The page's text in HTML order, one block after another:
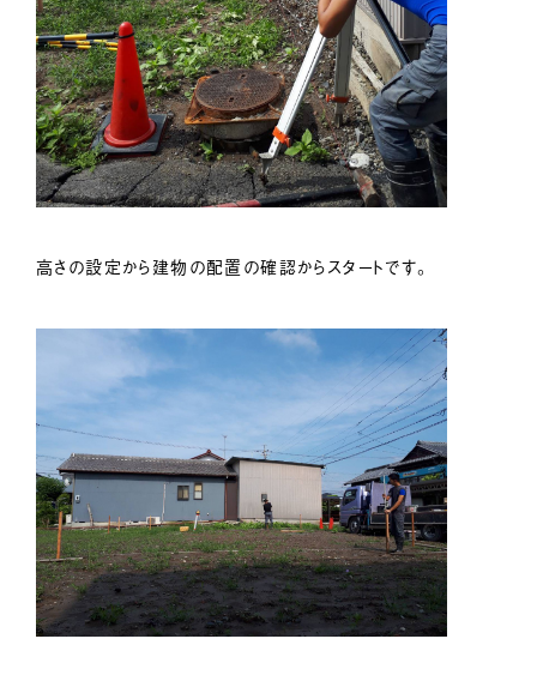
高さの設定から建物の配置の確認からスタートです。